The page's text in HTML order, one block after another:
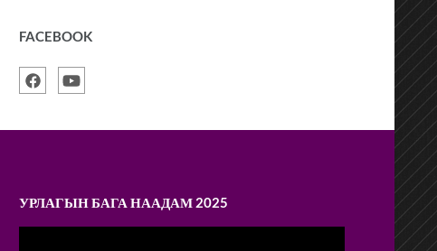
FACEBOOK
УРЛАГЫН БАГА НААДАМ 2025